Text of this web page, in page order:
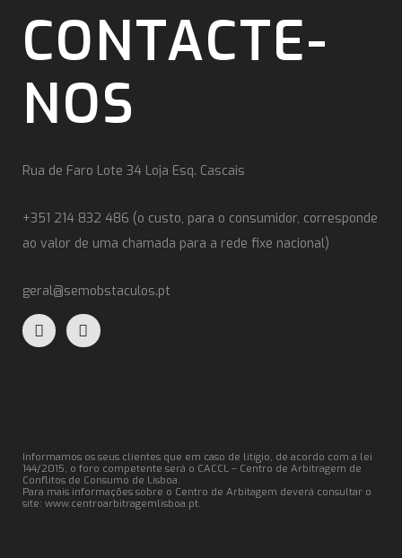
CONTACTE-
NOS
Rua de Faro Lote 34 Loja Esq. Cascais
+351 214 832 486 (o custo, para o consumidor, corresponde
ao valor de uma chamada para a rede fixe nacional)
geral@semobstaculos.pt
Informamos os seus clientes que em caso de litígio, de acordo com a lei
144/2015, o foro competente será o CACCL – Centro de Arbitragem de
Conflitos de Consumo de Lisboa.
Para mais informações sobre o Centro de Arbitagem deverá consultar o
site: www.centroarbitragemlisboa.pt.